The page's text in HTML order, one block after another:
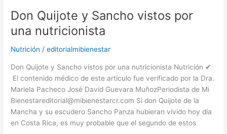
Don Quijote y Sancho vistos por
una nutricionista
Nutrición /editorialmibienestar
Don Quijote y Sancho vistos por una nutricionista Nutrición ✔
El contenido médico de este artículo fue verificado por la Dra.
Mariela Pacheco José David Guevara MuñozPeriodista de Mi
Bienestareditorial@mibienestarcr.com Si don Quijote de la
Mancha y su escudero Sancho Panza hubieran vivido hoy día
en Costa Rica, es muy probable que el segundo de estos